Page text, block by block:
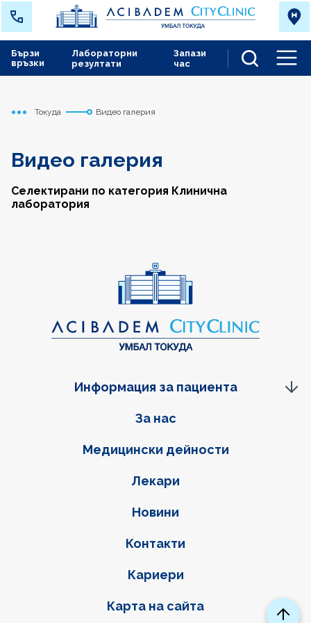
Лабораторни
резултати
Запази
час
Бързи
връзки
Начало
Токуда Видео галерия
Видео галерия
Селектирани по категория Клинична
лаборатория
Фуутер навигация
За нас
Медицински дейности
Лекари
Новини
Контакти
Кариери
Карта на сайта
Информация за пациента